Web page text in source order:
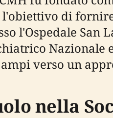
l'obiettivo di
l'Ospedale San
Nazionale
verso un
nella